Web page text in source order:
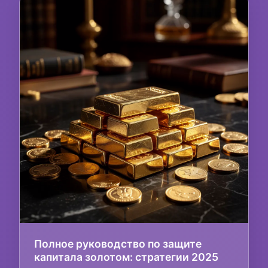
Полное руководство по защите
капитала золотом: стратегии 2025